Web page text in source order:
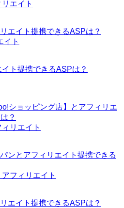
エイト
エイト提携できるASPは？
イト
ト提携できるASPは？
ショッピング店】とアフィリエ
？
ィリエイト
ンとアフィリエイト提携できる
アフィリエイト
エイト提携できるASPは？